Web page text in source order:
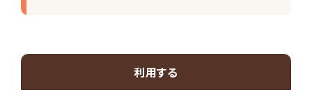
利用する